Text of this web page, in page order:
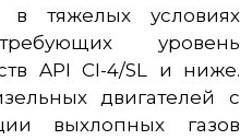
в тяжелых условиях
уровень
API CI-4/SL и ниже.
двигателей с
выхлопных газов